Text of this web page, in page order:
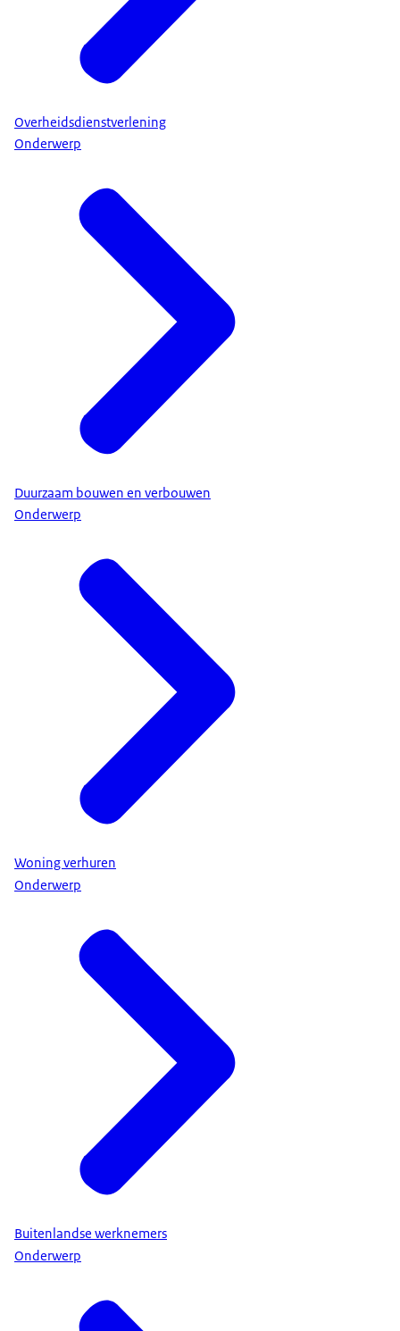
Overheidsdienstverlening
Onderwerp
Duurzaam bouwen en verbouwen
Onderwerp
Woning verhuren
Onderwerp
Buitenlandse werknemers
Onderwerp